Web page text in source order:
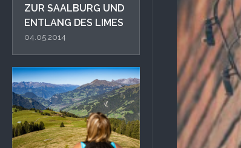
ZUR SAALBURG UND
ENTLANG DES LIMES
04.05.2014